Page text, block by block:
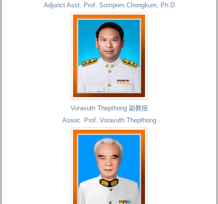
Adjunct Asst. Prof. Somporn Chongkum, Ph.D
Voravuth Thepthong 副教授
Assoc. Prof. Voravuth Thepthong